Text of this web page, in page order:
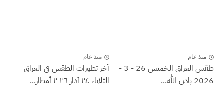
منذ عام
طقس العراق الخميس 26 - 3 -
2026 باذن الله...
منذ عام
آخر تطورات الطقس في العراق
الثلاثاء ٢٤ آذار ٢٠٢٦ أمطار...